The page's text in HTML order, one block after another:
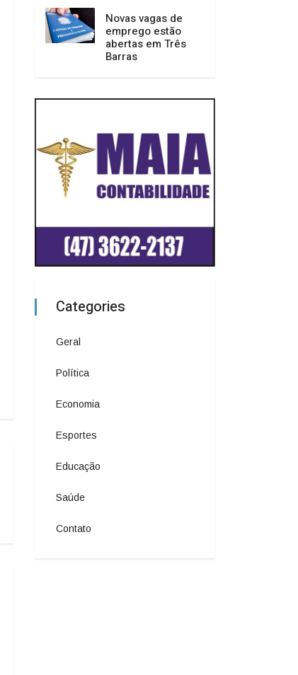
Novas vagas de
emprego estão
abertas em Três
Barras
Categories
Geral
Política
Economia
Esportes
Educação
Saúde
Contato